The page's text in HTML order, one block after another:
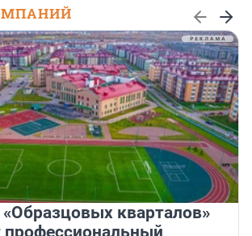
кварталов»
профессиональный